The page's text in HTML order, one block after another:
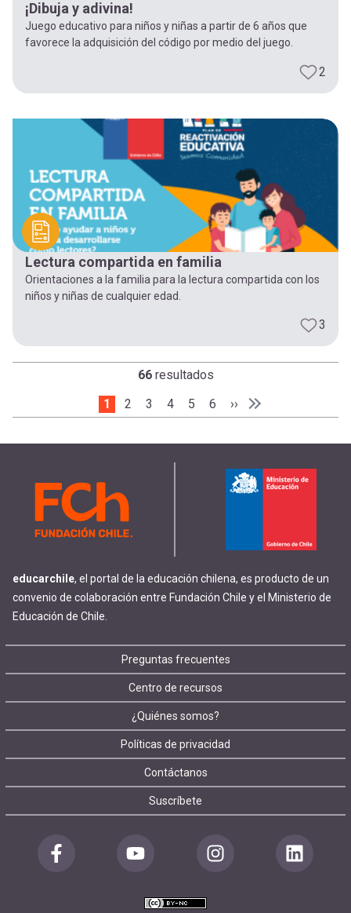
¡Dibuja y adivina!
Juego educativo para niños y niñas a partir de 6 años que
favorece la adquisición del código por medio del juego.
2
Lectura compartida en familia
Orientaciones a la familia para la lectura compartida con los
niños y niñas de cualquier edad.
3
66resultados
Página actual
1 Page
2 Page
3 Page
4 Page
5 Page
6 Siguiente página
›› Última página
Última »
educarchile, el portal de la educación chilena, es producto de un
convenio de colaboración entre Fundación Chile y el Ministerio de
Educación de Chile.
Footer
menu
Preguntas frecuentes
Centro de recursos
¿Quiénes somos?
Políticas de privacidad
Contáctanos
Suscríbete
Redes